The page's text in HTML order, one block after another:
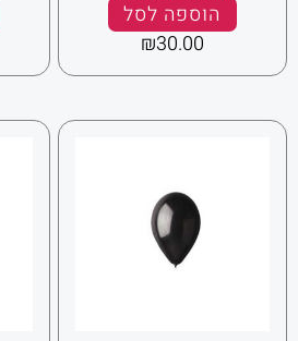
הוספה לסל
₪30.00